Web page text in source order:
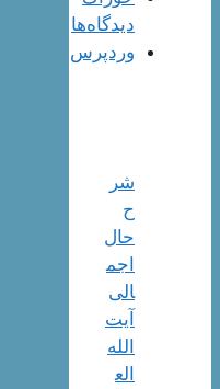
دیدگاه‌ها
وردپرس
شر
ح
حال
اجم
الی
آیت‌
الله‌
الع